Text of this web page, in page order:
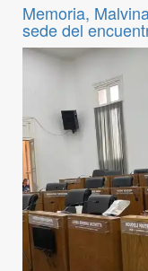
Memoria,
sede del